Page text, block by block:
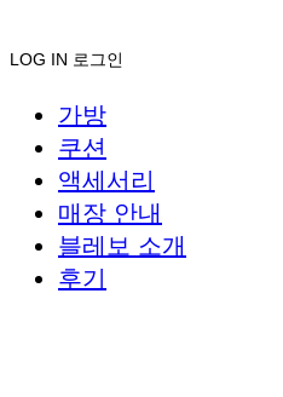
LOG IN 로그인
가방
쿠션
액세서리
매장 안내
블레보 소개
후기